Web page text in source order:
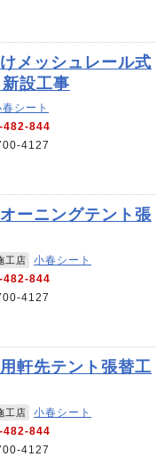
メッシュレール式
設工事
春シート
482-844
4127
ーニングテント張
工店 小春シート
482-844
4127
軒先テント張替工
工店 小春シート
482-844
4127